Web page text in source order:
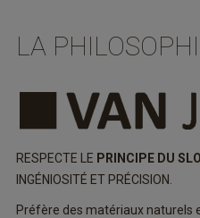
LA
RESPECTE LE PRINCIPE DU
INGÉNIOSITÉ ET PRÉCISION.
Préfère des matériaux naturels